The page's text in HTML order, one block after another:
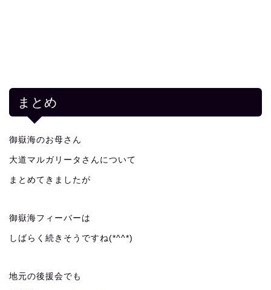
まとめ
御嶽海のお母さん
大道マルガリータさんについて
まとめてきましたが
御嶽海フィーバーは
しばらく続きそうですね(*^^*)
地元の後援会でも